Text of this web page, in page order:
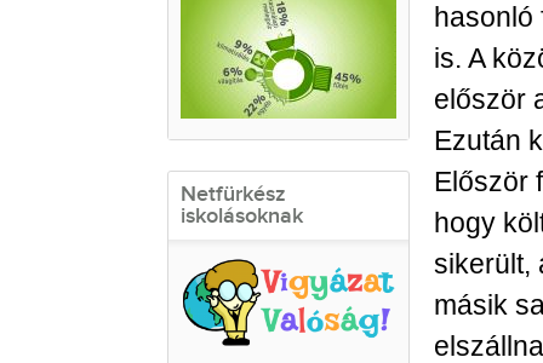
Netfürkész
iskolásoknak
hasonló
is. A
először
Ezután
Először
hogy
sikerült,
másik